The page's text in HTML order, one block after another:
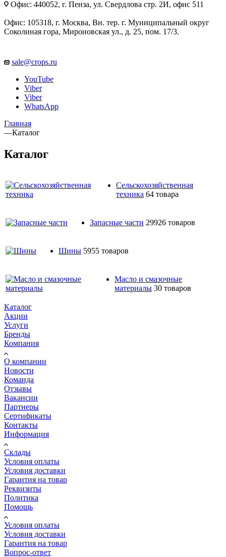
Офис: 440052, г. Пенза, ул. Свердлова стр. 2И, офис 511
Офис: 105318, г. Москва, Вн. тер. г. Муниципальный округ
Соколиная гора, Мироновская ул., д. 25, пом. 17/3.
sale@crops.ru
YouTube
Viber
Viber
WhatsApp
Главная
—Каталог
Каталог
Сельскохозяйственная
техника 64 товара
Запасные части 29926 товаров
Шины 5955 товаров
Масло и смазочные
материалы 30 товаров
Каталог
Акции
Услуги
Бренды
Компания
О компании
Новости
Команда
Отзывы
Вакансии
Партнеры
Сертификаты
Контакты
Информация
Склады
Условия оплаты
Условия доставки
Гарантия на товар
Реквизиты
Политика
Помощь
Условия оплаты
Условия доставки
Гарантия на товар
Вопрос-ответ